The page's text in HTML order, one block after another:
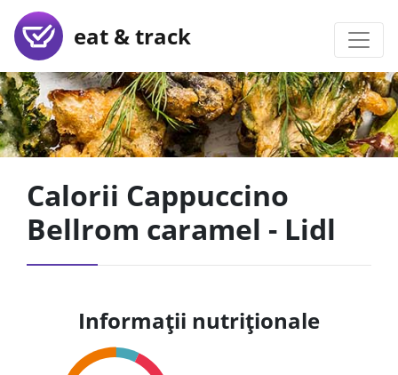
eat & track
Calorii Cappuccino
Bellrom caramel - Lidl
Informații nutriționale